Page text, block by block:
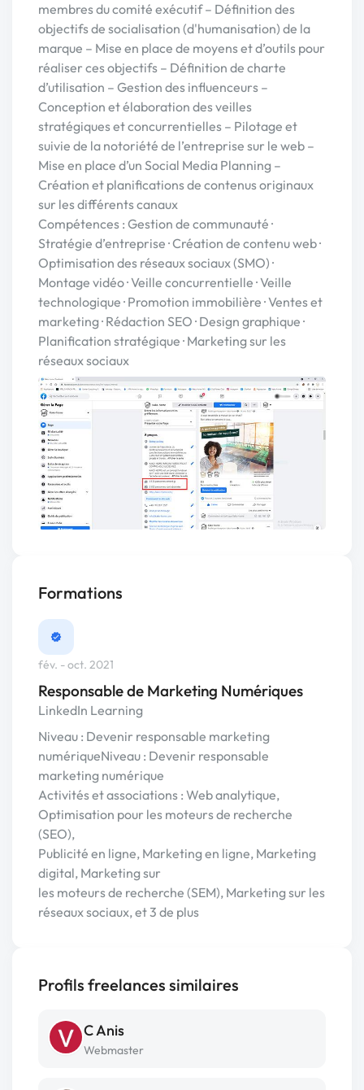
membres du comité exécutif – Définition des
objectifs de socialisation (d'humanisation) de la
marque – Mise en place de moyens et d’outils pour
réaliser ces objectifs – Définition de charte
d’utilisation – Gestion des influenceurs –
Conception et élaboration des veilles
stratégiques et concurrentielles – Pilotage et
suivie de la notoriété de l’entreprise sur le web –
Mise en place d’un Social Media Planning –
Création et planifications de contenus originaux
sur les différents canaux
Compétences : Gestion de communauté ·
Stratégie d’entreprise · Création de contenu web ·
Optimisation des réseaux sociaux (SMO) ·
Montage vidéo · Veille concurrentielle · Veille
technologique · Promotion immobilière · Ventes et
marketing · Rédaction SEO · Design graphique ·
Planification stratégique · Marketing sur les
réseaux sociaux
Formations
fév. - oct. 2021
Responsable de Marketing Numériques
LinkedIn Learning
Niveau : Devenir responsable marketing
numériqueNiveau : Devenir responsable
marketing numérique
Activités et associations : Web analytique,
Optimisation pour les moteurs de recherche
(SEO),
Publicité en ligne, Marketing en ligne, Marketing
digital, Marketing sur
les moteurs de recherche (SEM), Marketing sur les
réseaux sociaux, et 3 de plus
Profils freelances similaires
C Anis
Webmaster